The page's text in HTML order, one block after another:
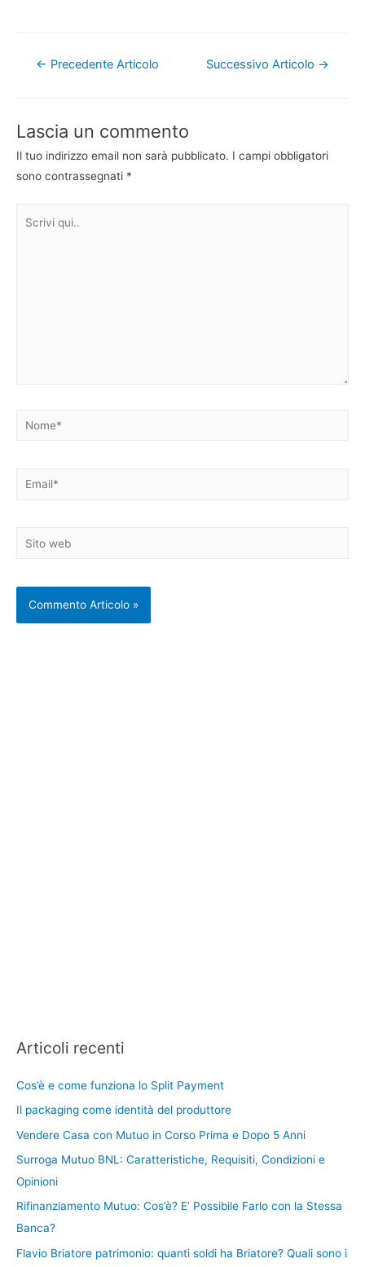
Navigazione
← Precedente Articolo Successivo Articolo →
Lascia un commento
Il tuo indirizzo email non sarà pubblicato. I campi obbligatori
sono contrassegnati *
Nome*
Email*
Sito
Articoli recenti
Cos’è e come funziona lo Split Payment
Il packaging come identità del produttore
Vendere Casa con Mutuo in Corso Prima e Dopo 5 Anni
Surroga Mutuo BNL: Caratteristiche, Requisiti, Condizioni e
Opinioni
Rifinanziamento Mutuo: Cos’è? E’ Possibile Farlo con la Stessa
Banca?
Flavio Briatore patrimonio: quanti soldi ha Briatore? Quali sono i